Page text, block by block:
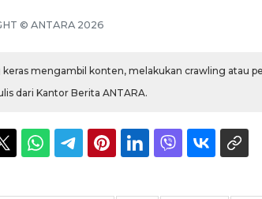
© ANTARA 2026
keras mengambil konten, melakukan crawling atau
dari Kantor Berita ANTARA.